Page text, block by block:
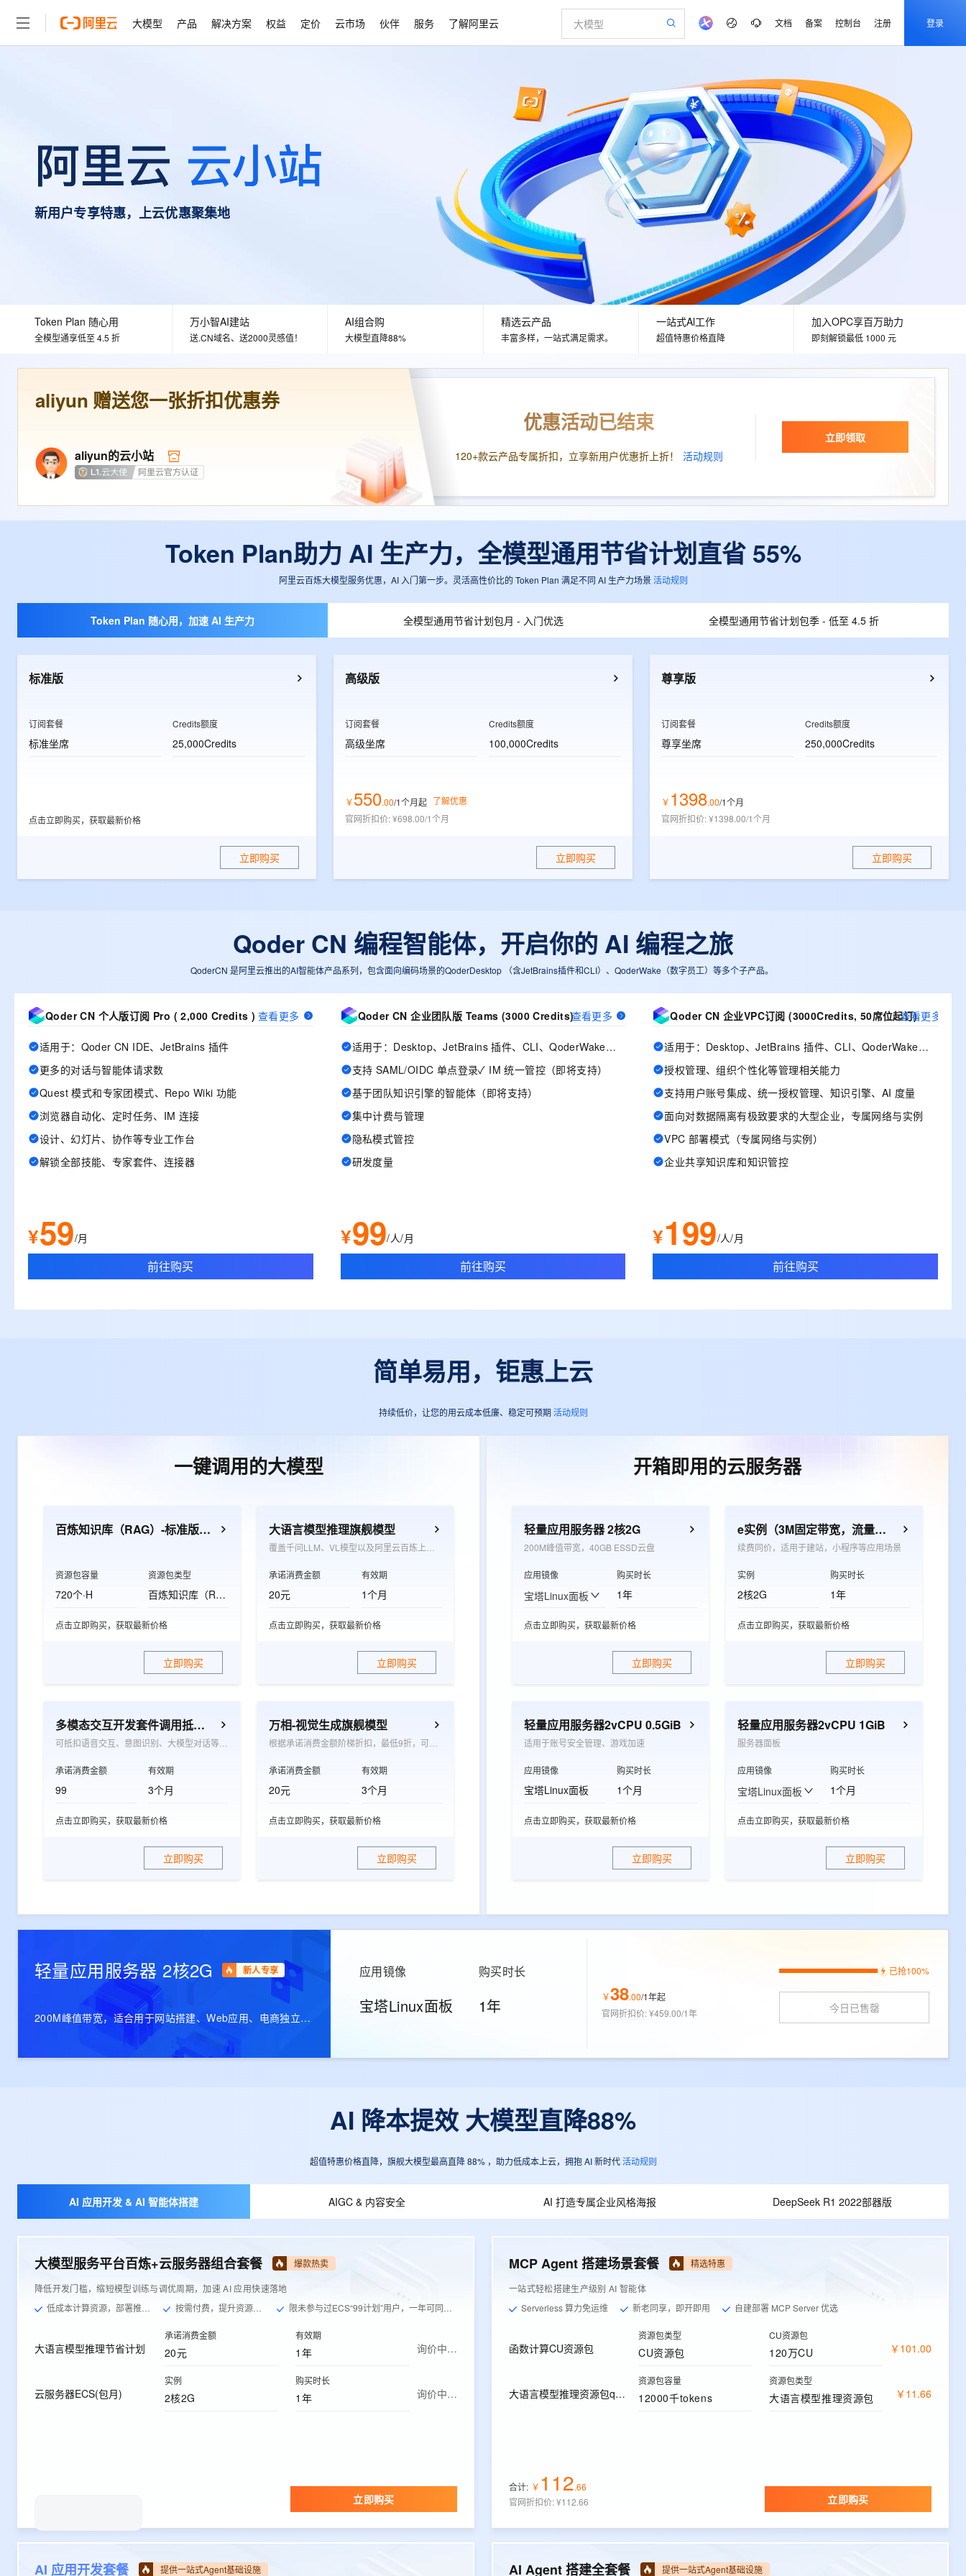
大模型 产品 解决方案 权益 定价 云市场 伙伴 服务 了解阿里云 文档 备案 控制台 注册 登录
新用户专享特惠，上云优惠聚集地
Token Plan 随心用
全模型通享低至 4.5 折
万小智AI建站
送.CN域名、送2000灵感值！
AI组合购
大模型直降88%
精选云产品
丰富多样，一站式满足需求。
一站式Al工作
超值特惠价格直降
加入OPC享百万助力
即刻解锁最低 1000 元
aliyun 赠送您一张折扣优惠券
aliyun的云小站
优惠活动已结束
120+款云产品专属折扣，立享新用户优惠折上折！ 活动规则
立即领取
Token Plan助力 AI 生产力，全模型通用节省计划直省 55%
阿里云百炼大模型服务优惠，AI 入门第一步。灵活高性价比的 Token Plan 满足不同 AI 生产力场景 活动规则
Token Plan 随心用，加速 AI 生产力 全模型通用节省计划包月 - 入门优选 全模型通用节省计划包季 - 低至 4.5 折
标准版
订阅套餐
标准坐席
Credits额度
25,000Credits
点击立即购买，获取最新价格
立即购买
高级版
订阅套餐
高级坐席
Credits额度
100,000Credits
￥550.00/1个月起 了解优惠
官网折扣价:¥698.00/1个月
立即购买
尊享版
订阅套餐
尊享坐席
Credits额度
250,000Credits
￥ 1398.00/1个月
官网折扣价:¥1398.00/1个月
立即购买
Qoder CN 编程智能体，开启你的 AI 编程之旅
QoderCN 是阿里云推出的AI智能体产品系列，包含面向编码场景的QoderDesktop （含JetBrains插件和CLI）、QoderWake（数字员工）等多个子产品。
Qoder CN 个人版订阅 Pro ( 2,000 Credits ) 查看更多
适用于：Qoder CN IDE、JetBrains 插件
更多的对话与智能体请求数
Quest 模式和专家团模式、Repo Wiki 功能
浏览器自动化、定时任务、IM 连接
设计、幻灯片、协作等专业工作台
解锁全部技能、专家套件、连接器
¥59/月
前往购买
Qoder CN 企业团队版 Teams (3000 Credits)查看更多
适用于：Desktop、JetBrains 插件、CLI、QoderWake、Mobile
支持 SAML/OIDC 单点登录✓ IM 统一管控（即将支持）
基于团队知识引擎的智能体（即将支持）
集中计费与管理
隐私模式管控
研发度量
¥99/人/月
前往购买
Qoder CN 企业VPC订阅 (3000Credits, 50席位起订)查看更多
适用于：Desktop、JetBrains 插件、CLI、QoderWake、Mobile
授权管理、组织个性化等管理相关能力
支持用户账号集成、统一授权管理、知识引擎、AI 度量
面向对数据隔离有极致要求的大型企业，专属网络与实例
VPC 部署模式（专属网络与实例）
企业共享知识库和知识管控
¥199/人/月
前往购买
简单易用，钜惠上云
持续低价，让您的用云成本低廉、稳定可预期 活动规则
一键调用的大模型
百炼知识库（RAG）-标准版资源包
资源包容量
720个·H
资源包类型
百炼知识库（RAG）-标准版资源包
点击立即购买，获取最新价格
立即购买
大语言模型推理旗舰模型
承诺消费金额
20元
有效期
1个月
点击立即购买，获取最新价格
立即购买
多模态交互开发套件调用抵扣包
承诺消费金额
99
有效期
3个月
点击立即购买，获取最新价格
立即购买
万相-视觉生成旗舰模型
承诺消费金额
20元
有效期
3个月
点击立即购买，获取最新价格
立即购买
开箱即用的云服务器
轻量应用服务器 2核2G
200M峰值带宽，40GB ESSD云盘
应用镜像
宝塔Linux面板
购买时长
1年
点击立即购买，获取最新价格
立即购买
e实例（3M固定带宽，流量放心用）
续费同价，适用于建站，小程序等应用场景
实例
2核2G
购买时长
1年
点击立即购买，获取最新价格
立即购买
轻量应用服务器2vCPU 0.5GiB
适用于账号安全管理、游戏加速
应用镜像
宝塔Linux面板
购买时长
1个月
点击立即购买，获取最新价格
立即购买
轻量应用服务器2vCPU 1GiB
服务器面板
应用镜像
宝塔Linux面板
购买时长
1个月
点击立即购买，获取最新价格
立即购买
轻量应用服务器 2核2G 新人专享
200M峰值带宽，适合用于网站搭建、Web应用、电商独立站
应用镜像
宝塔Linux面板
购买时长
1年 ￥38.00/1年起
官网折扣价:¥459.00/1年
已抢100%
今日已售罄
AI 降本提效 大模型直降88%
超值特惠价格直降，旗舰大模型最高直降 88% ，助力低成本上云，拥抱 AI 新时代 活动规则
AI 应用开发 & AI 智能体搭建 AIGC & 内容安全 AI 打造专属企业风格海报 DeepSeek R1 2022部器版
大模型服务平台百炼+云服务器组合套餐 爆款热卖
降低开发门槛，缩短模型训练与调优周期，加速 AI 应用快速落地
低成本计算资源，部署推理服务
按需付费，提升资源利用率 限未参与过ECS“99计划”用户，一年可同价续费1次
大语言模型推理节省计划
承诺消费金额
20元
有效期
1年 询价中…
云服务器ECS(包月)
实例
2核2G
购买时长
1年 询价中…
立即购买
MCP Agent 搭建场景套餐 精选特惠
一站式轻松搭建生产级别 AI 智能体
Serverless 算力免运维
新老同享，即开即用 自建部署 MCP Server 优选
函数计算CU资源包
资源包类型
CU资源包
CU资源包
120万CU ￥ 101 .00
大语言模型推理资源包qwen-plus
资源包容量
12000千tokens
资源包类型
大语言模型推理资源包 ￥ 11 .66
合计: ￥ 112.66
官网折扣价:¥112.66 立即购买
AI 应用开发套餐 提供一站式Agent基础设施 AI Agent 搭建全套餐 提供一站式Agent基础设施
千问官方 MaaS 平台，为开发者和 Agent 而生，新用户赠送 1 亿 + tokens 额度
大模型服务平台百炼
为企业打造的大模型服务与应用开发平台
大模型
视觉 Coding、空间感知、多模态思考等全面升级
Kimi-K3 NEW
Kimi 最新旗舰模型，长程编程与推理利器
Deepseek-v4-pro
旗舰 MoE 大模型，百万上下文与顶尖推理能力
1M上下文，专为长程任务能力而生
图片和视频生成
HappyHorse-1.1-T2V
图生视频，流畅自然，细节丰富
语音识别与合成
Qwen3-TTS-Flash
Cosyvoice-V3-Flash
在线体验全尺寸、多种模态的模型效果
Happy 系列大模型
新一代 AI 视频生成模型，深度适配广告营销等场景
AI 应用构建
大模型服务平台百炼-应用模版
丰富多元化的应用模版和解决方案
大模型服务平台百炼-智能体
灵活可视化地构建企业级 Agent
人工智能平台 PAI
AI Native 的算法工程平台，一站式完成建模、训练、推理服务部署
Qoder HOT
面向真实软件的智能体编程平台
万有无界
秒悟
云端极速 AI 应用创作平台
一站式AI生产力平台
大模型服务平台百炼 - 全妙
多模态内容创作工具，已接入 DeepSeek
大模型解决方案
快速部署 Dify，高效搭建 AI 应用
10分钟微调：让0.6B模型媲美235B模
型
用1%尺寸在特定领域达到大模型90%以上效果
多模态数据信息提取
从文本、图片、视频中提取结构化的属性信息
与 AI 智能体进行实时音视频通话
构建大模型应用的安全防护体系
精选产品
人工智能与机器学习
计算
网络与CDN
安全
中间件
数据库
媒体服务
开发工具
专有云
轻量应用服务器
覆盖公网/内网、递归/权威、移动APP等全场景解析服务
大数据开发治理平台 DataWorks
云原生的云上边界网络安全防护产品
多元化、高性能、安全可靠的大模型服务
数字证书管理服务（原SSL证书）
实现全站HTTPS，呈现可信的WEB访问
面向真实软件的智能体编程平台
基于千问大模型等，支持代码智能生成、研发智能问答
云原生大数据计算服务 MaxCompute
云服务器 ECS
安全可靠、弹性可伸缩的云计算服务
对象存储 OSS
无影云电脑
随时随地安全接入的云上超级电脑
国内短信简单易用，安全可靠，秒级触达，全球覆盖200+国家和地区。
云原生数据库 PolarDB
100%兼容MySQL、PostgreSQL，兼容Oracle，支持集中和分布式
容器服务 Kubernetes 版 ACK
产品动态
Qwen3.8-Max 模型上线
Open Search 向量检索版支
持视频检索 Pipeline 功能
应用身份服务 (IDaaS)
OpenClaw 管理能力上线
MaxCompute MaxFrame 提
供自动弹性内存功能
Milvus 弹性伸缩功能新增节
点支持范围
AI 原生数据库服务发布
云原生数据库 PolarDB
精选解决方案
AI
互联网应用开发
网络
上云与迁云
政企业务
Agency Agents：拥有专属领域专家
睿译宝，AI翻译排版一步到位 NEW
上传文档即自动完成翻译和格式还原
GLM-5.2：长任务时代开源旗舰模型
真正可用的 1M 上下文,一次完成代码全链路开发
Hermes Agent，打造自进化智能体
自主进化，持久记忆，越用越聪明
Claude Code + GStack 打造工程团队
安装技能 GStack，拥有专属 AI 工程团队
Qwen Audio：打造专属 AI 语音助手
Qwen-Audio-3.0-Realtime 端到端实时语音角色扮演
即刻拥有 DeepSeek-V4-Pro
轻松解锁专属 DeepSeek-V4-Pro
5 分钟轻松部署专属 QwenPaw HOT
从聊天伙伴进化为能主动干活的本地数字员工
低代码高效构建企业门户网站
以可视化方式快速构建移动和 PC 门户网站
一句话生成原生可编辑精美 PPT 文稿
输入一句话想法, 轻松生成专业的 PPT
一键部署幻兽帕鲁游戏服务器 HOT
一键购买专属联机服务器，轻松开启游戏
漫剧工坊：一站式动画创作平台
快速生产连贯的高质量长漫剧
10 分钟搭建微信、支付宝小程序
高效部署网站，快速应用到小程序
官方推荐返现计划
推荐新用户得奖励，单订单最高返9万
高校专属算力普惠，学生认证享300元代金券
最高领取价值200元试用点，立即开启云上创新
AI 产品 免费试用
产品新客免费试用，最长12个月
至高享 1亿+免费 tokens，加速 Al 应用落地
阿里云 OPC 创新助力计划
至高百万元 Token 补贴，加速一人公司成长
Token Plan 模型订阅计划
Qwen3.8-Max 首发尝鲜，限时加量 10 倍，夜间低至2折
千问办公，限时限量积分加倍 NEW
你的AI工作搭子，覆盖日常办公高频场景
送.CN域名，送备案服务码
Night Plan 支持 Qwen 3.8-Max NEW
AI Coding
智能编程，一键开启高性价比 AI 编程新体验
AI 电商营销
从图文生成到视频创作，一键激活电商全链路生产力
AI 广告创作
图文、视频一站生成，高效打造优质广告素材
0 代码专业建站，无忧落地极速上线
AI 短剧/漫剧
AI助力短剧漫剧创作，剧本、分镜、视频高效生成
AI 办公
智能客服
AI 活动
AI 生产力先锋
先锋实践拓展 AI 生产力的边界
飞天发布时刻
从基础到进阶，Agent 创客手把手教你
创新加速
上云场景组合购
覆盖90%+业务场景，专享组合折扣价
云聚AI 严选权益
AI 用量加速计划
云上成本管理
管理和优化成本 推动算力普惠，释放技术红利
一站式生成采购清单，支持单品或批量购买
阿里云 OPC 创新助力计划
至高可申请百万元
Token 补贴，五大权
益加速 OPC 成功
Salesforce 国际版订阅
友盟天域
观测云
畅捷通
Tableau 订阅
AI空中课堂在线直播课堂（旗舰版）
生态解决方案
OCR 文字识别
企业应用
CRM
OA 办公系统
财税管理
400电话
广告营销
Windows
宝塔 Linux
CentOS
Docker
JAVA
操作系统
WordPress
Red Hat
SUSE
建站小程序
模板小程序
定制小程序
APP 开发
专业服务
域名
商标
上云迁移
代维服务
安全
AI 应用及服务市场
数据标注
销售伙伴合作计划
无影生态合作计划
阿里云MaaS产品伙伴计划（繁花）
弹性计算合作计划
云存储合作计划
数据库合作计划
云网络合作计划
Salesforce On Alibaba Cloud ISV 合作
计划
成为服务伙伴
服务伙伴合作计划
Al MaaS 服务伙伴赋能合作
伙伴信用分合作计划
合作伙伴培训与认证
查询合作伙伴
登录合作伙伴管理后台
售后服务
自助服务
在线服务
企业成长
大模型认证
全部认证
训练营
信息公告
健康状态
开发者社区
博文
问答
我要反馈
我要建议
我要投诉
稳定可靠
安全合规
分析师报告
云开发大赛
看见新力量
金融模力时刻
2026 阿里云峰会
阿里云中企出海大会
云栖大会
活动全景
魔搭 ModelScope
魔搭 ModelScope
高校合作
加入我们
Careers
社会招聘